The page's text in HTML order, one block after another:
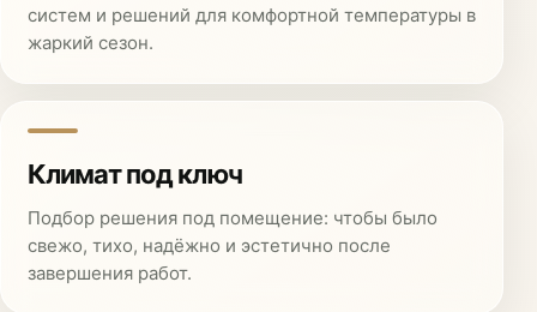
систем и решений для комфортной температуры в
жаркий сезон.
Климат под ключ
Подбор решения под помещение: чтобы было
свежо, тихо, надёжно и эстетично после
завершения работ.